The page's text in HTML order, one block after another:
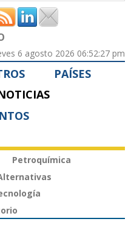
6 agosto 2026 06:52:27 pm
PAÍSES
Petroquímica